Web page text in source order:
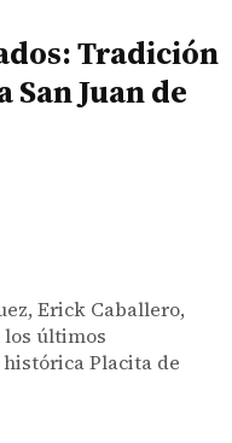
Tradición
Juan de
Erick Caballero,
los últimos
Placita de